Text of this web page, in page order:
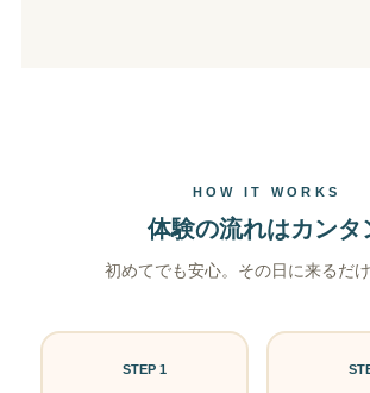
HOW IT WORKS
体験の流れはカンタ
初めてでも安心。その日に来るだけ
STEP 1